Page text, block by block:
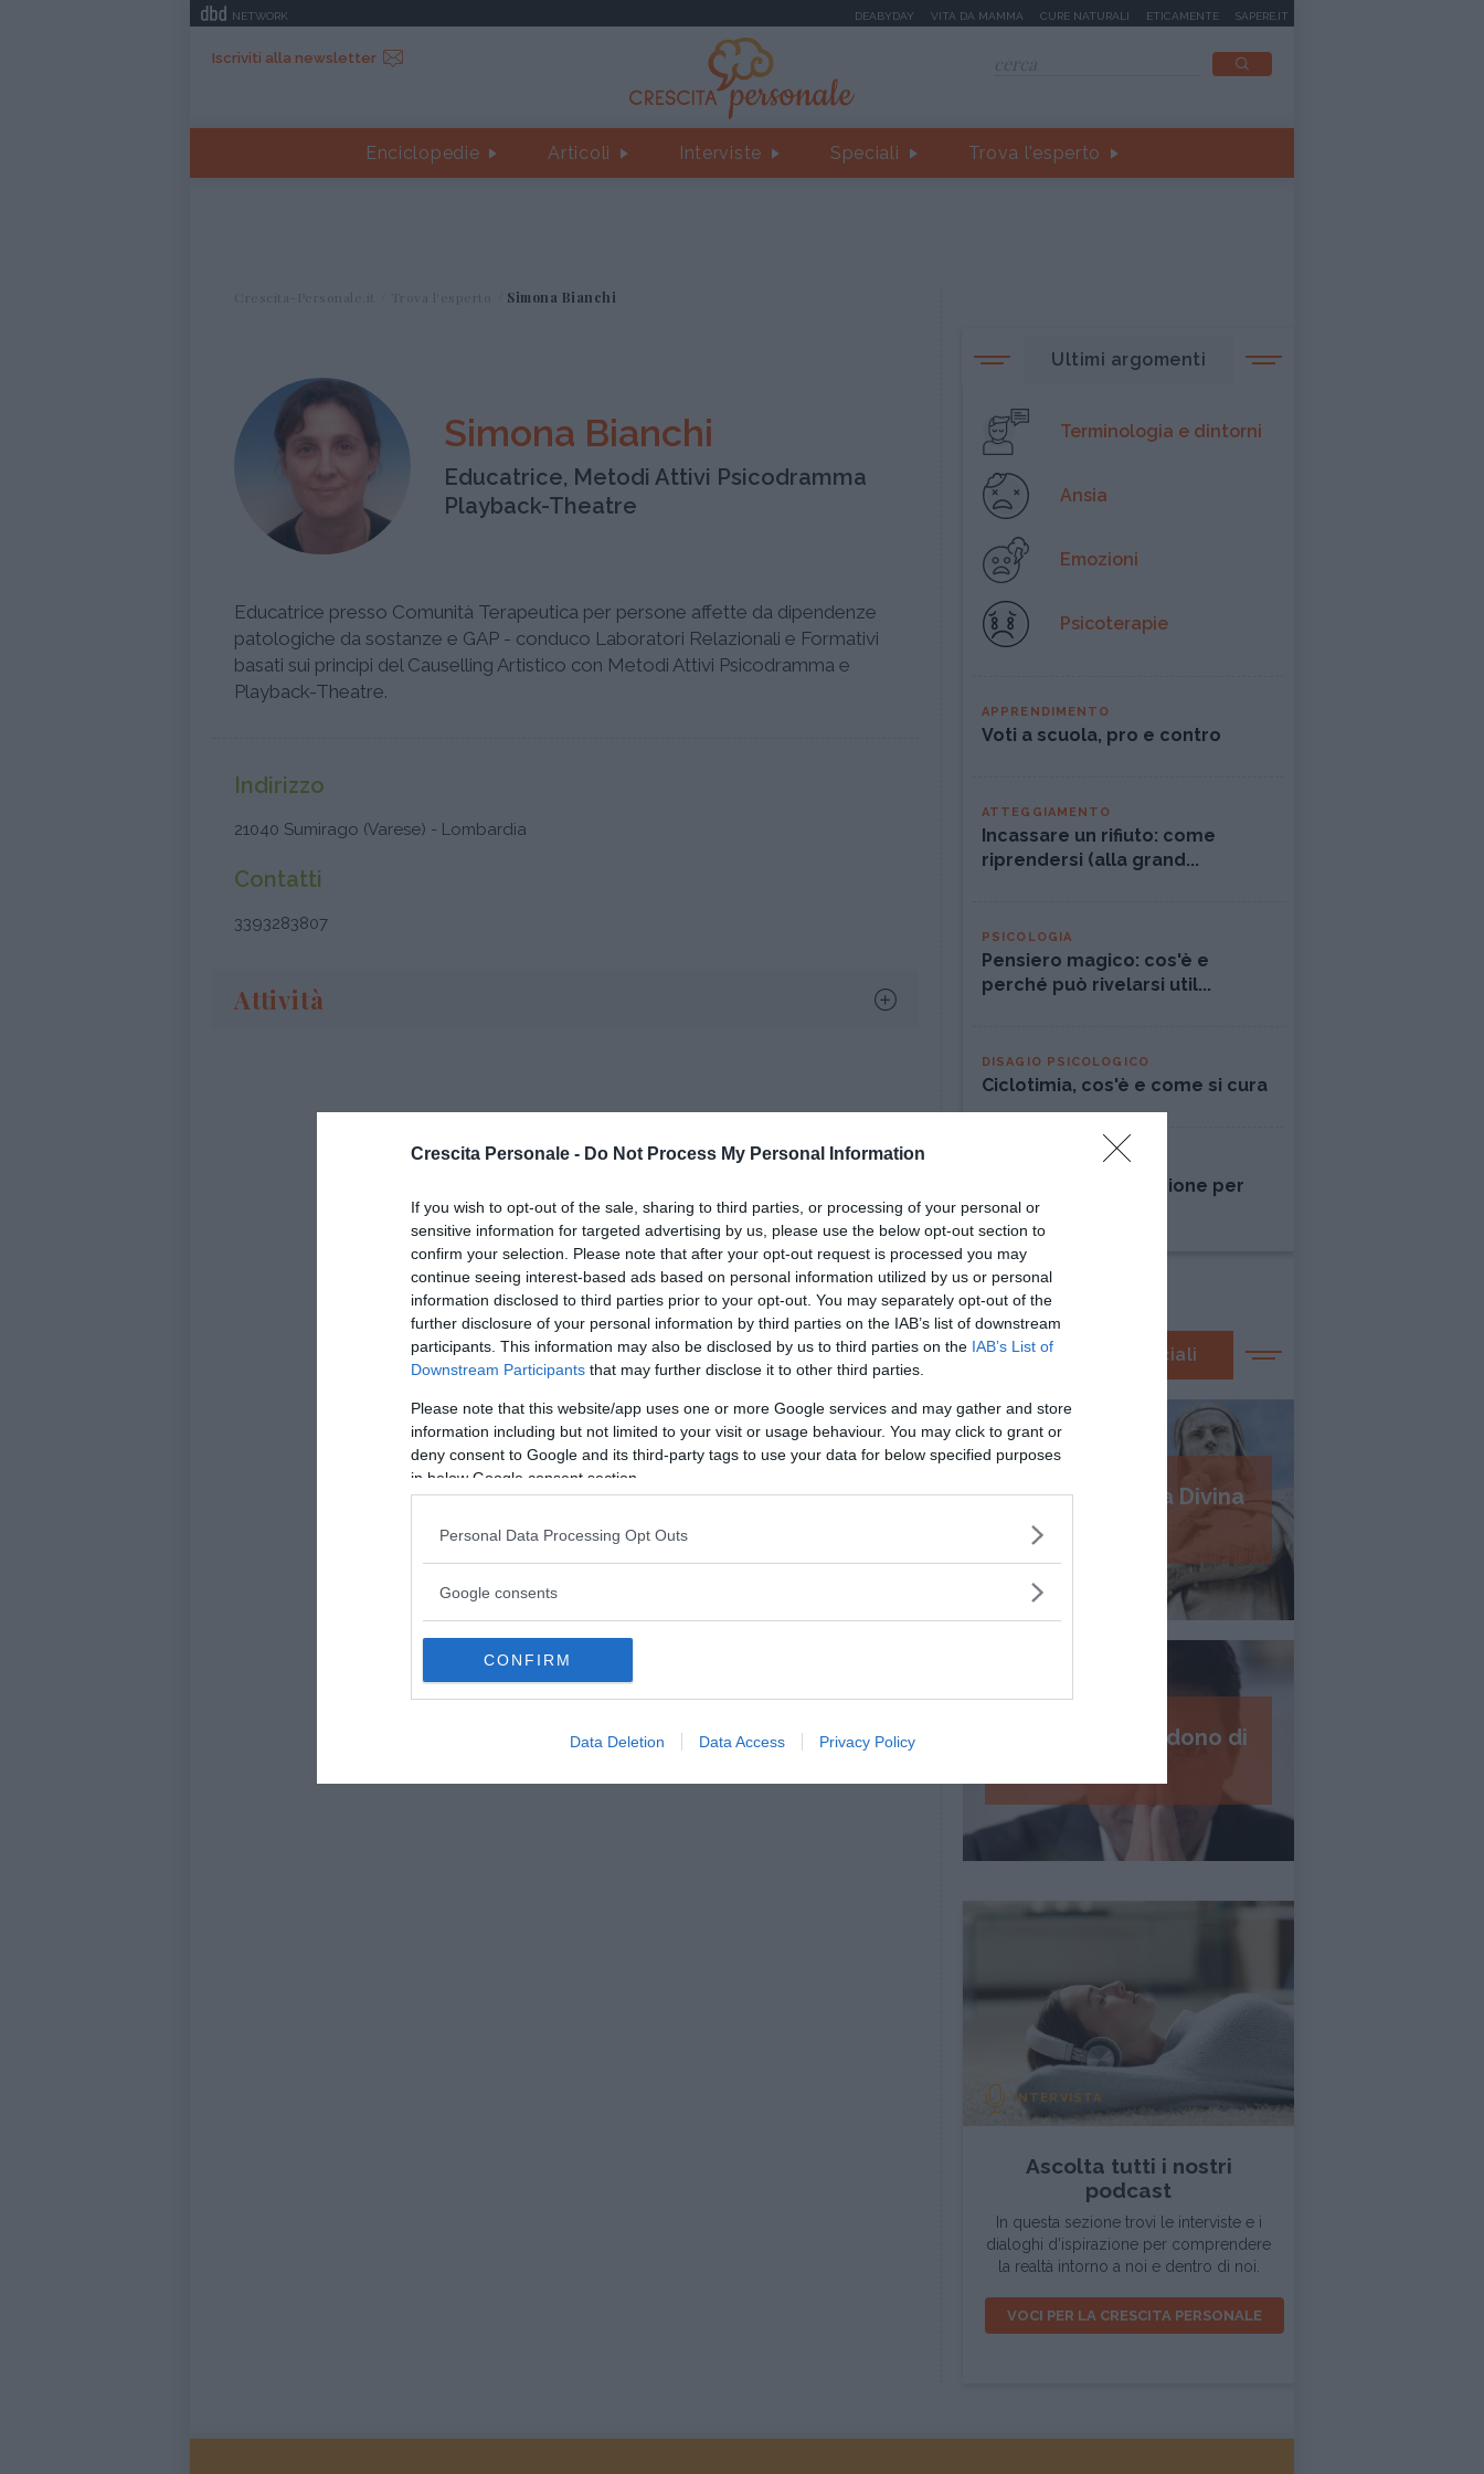
Crescita Personale - Do Not Process My Personal Information
If you wish to opt-out of the sale, sharing to third parties, or processing of your personal or
sensitive information for targeted advertising by us, please use the below opt-out section to
confirm your selection. Please note that after your opt-out request is processed you may
continue seeing interest-based ads based on personal information utilized by us or personal
information disclosed to third parties prior to your opt-out. You may separately opt-out of the
further disclosure of your personal information by third parties on the IAB’s list of downstream
participants. This information may also be disclosed by us to third parties on the IAB’s List of
Downstream Participants that may further disclose it to other third parties.
Please note that this website/app uses one or more Google services and may gather and store
information including but not limited to your visit or usage behaviour. You may click to grant or
deny consent to Google and its third-party tags to use your data for below specified purposes
in below Google consent section.
Personal Data Processing Opt Outs
Google consents
CONFIRM
Data Deletion Data Access Privacy Policy
NETWORK DEABYDAY VITA DA MAMMA CURE NATURALI ETICAMENTE SAPERE.IT
Iscriviti alla newsletter
Enciclopedie Articoli Interviste Speciali Trova l'esperto
Simona Bianchi
Simona Bianchi
Educatrice, Metodi Attivi Psicodramma
Playback-Theatre
Educatrice presso Comunità Terapeutica per persone affette da dipendenze
patologiche da sostanze e GAP - conduco Laboratori Relazionali e Formativi
basati sui principi del Causelling Artistico con Metodi Attivi Psicodramma e
Playback-Theatre.
Indirizzo
21040 Sumirago (Varese) - Lombardia
Contatti
3393283807
Attività
Ultimi argomenti
Terminologia e dintorni
Ansia
Emozioni
Psicoterapie
APPRENDIMENTO
Voti a scuola, pro e contro
ATTEGGIAMENTO
Incassare un rifiuto: come
riprendersi (alla grand...
PSICOLOGIA
Pensiero magico: cos'è e
perché può rivelarsi util...
DISAGIO PSICOLOGICO
Ciclotimia, cos'è e come si cura
Liberarsi dall'ossessione per
una persona
I nostri speciali
Psicologia della Divina
Commedia
I 7 passi del perdono di
INTERVISTA
Ascolta tutti i nostri
podcast
In questa sezione trovi le interviste e i
dialoghi d'ispirazione per comprendere
la realtà intorno a noi e dentro di noi.
VOCI PER LA CRESCITA PERSONALE